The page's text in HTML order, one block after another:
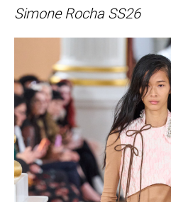
Simone Rocha SS26